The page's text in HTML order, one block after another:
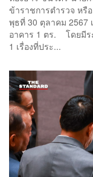
ข้าราชการตำรวจ หรื
พุธที่ 30 ตุลาคม 2567
อาคาร 1 ตร. โดยมีร
1 เรื่องที่ประ...